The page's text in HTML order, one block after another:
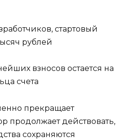
стартовый
рублей
взносов остается на
счета
прекращает
продолжает действовать,
сохраняются